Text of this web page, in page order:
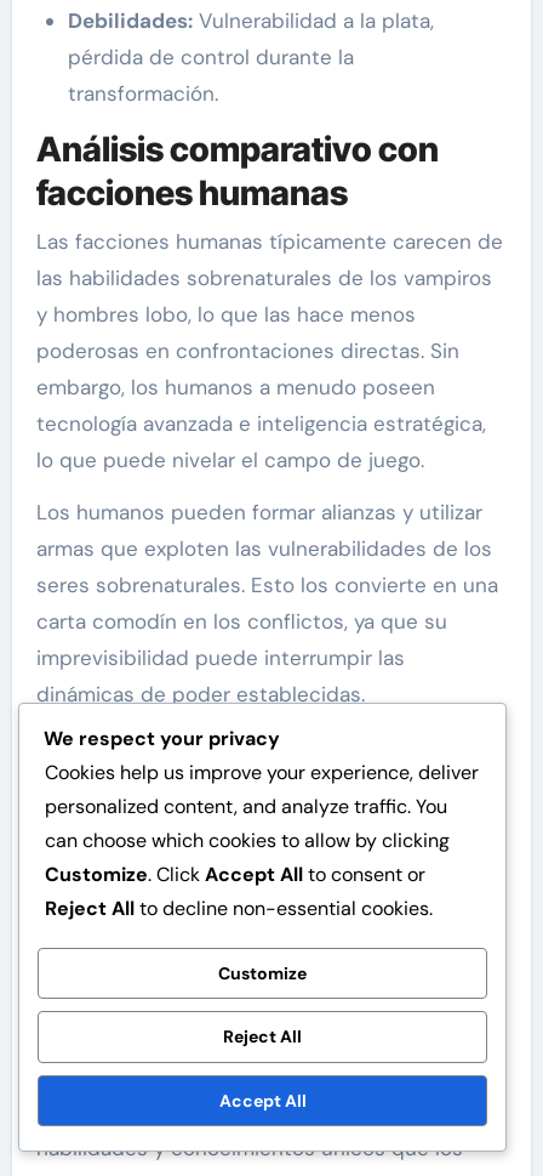
Debilidades:Vulnerabilidad a la plata,
pérdida de control durante la
transformación.
Análisis comparativo con
facciones humanas
Las facciones humanas típicamente carecen de
las habilidades sobrenaturales de los vampiros
y hombres lobo, lo que las hace menos
poderosas en confrontaciones directas. Sin
embargo, los humanos a menudo poseen
tecnología avanzada e inteligencia estratégica,
lo que puede nivelar el campo de juego.
Los humanos pueden formar alianzas y utilizar
armas que exploten las vulnerabilidades de los
seres sobrenaturales. Esto los convierte en una
carta comodín en los conflictos, ya que su
imprevisibilidad puede interrumpir las
dinámicas de poder establecidas.
Fortalezas:Tecnología avanzada,
planificación estratégica.
Debilidades:Falta de habilidades
sobrenaturales, limitaciones físicas.
Sinergias y conflictos con
otros seres sobrenaturales
La Facción Vampírica a menudo busca alianzas
con otros seres sobrenaturales, como brujas y
fantasmas, para mejorar su poder e influencia.
Estas alianzas pueden proporcionar acceso a
habilidades y conocimientos únicos que los
We respect your privacy
Cookies help us improve your experience, deliver
personalized content, and analyze traffic. You
can choose which cookies to allow by clicking
Customize. ClickAccept Allto consent or
Reject Allto decline non-essential cookies.
Customize
Reject All
Accept All